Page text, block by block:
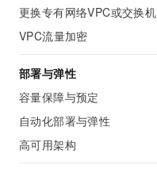
更换专有网络VPC或交换机
VPC流量加密
部署与弹性
容量保障与预定
自动化部署与弹性
高可用架构